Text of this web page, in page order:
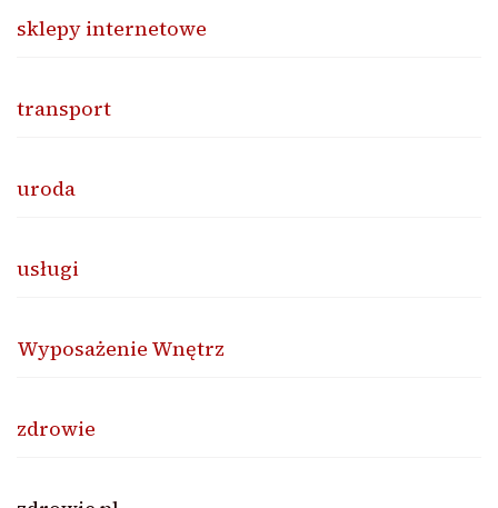
sklepy internetowe
transport
uroda
usługi
Wyposażenie Wnętrz
zdrowie